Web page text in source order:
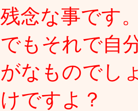
残念な事です
でもそれで自
がなものでし
けですよ？